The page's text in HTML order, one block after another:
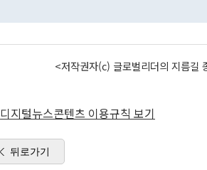
<저작권자(c) 글로벌리더의 지름
디지털뉴스콘텐츠 이용규칙 보기
뒤로가기